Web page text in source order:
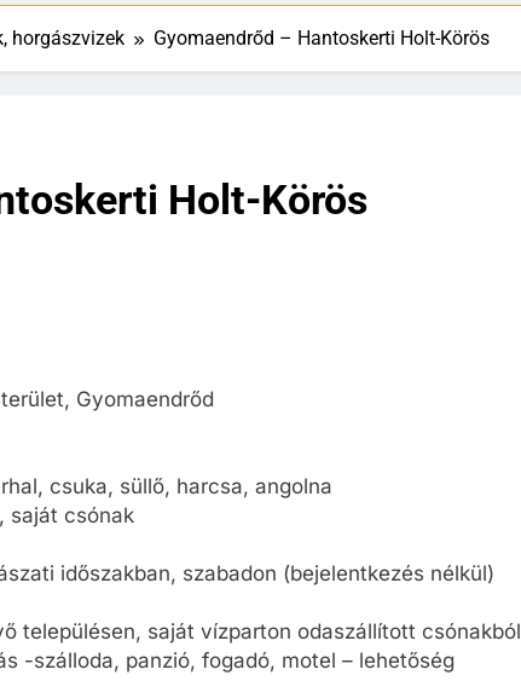
horgászvizek Gyomaendrőd – Hantoskerti Holt-Körös
Holt-Körös
Gyomaendrőd
csuka, süllő, harcsa, angolna
saját csónak
időszakban, szabadon (bejelentkezés nélkül)
településen, saját vízparton odaszállított csónakból
-szálloda, panzió, fogadó, motel – lehetőség